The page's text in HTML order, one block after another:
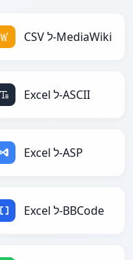
CSV ל-MediaWiki
Excel ל-ASCII
Excel ל-ASP
Excel ל-BBCode